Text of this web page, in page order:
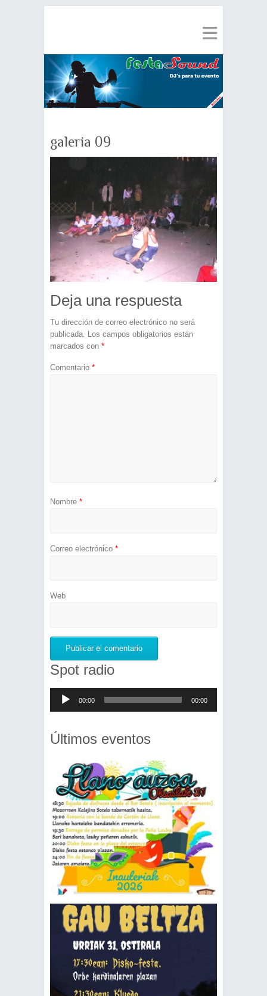
galeria 09
Deja una respuesta
Tu dirección de correo electrónico no será
publicada.
Los campos obligatorios están
marcados con *
Comentario *
Nombre *
Correo electrónico *
Web
Spot radio
Reproductor
00:00 00:00
Últimos eventos